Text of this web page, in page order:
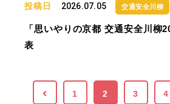
投稿日 2026.07.05 交通安全川柳
「思いやりの京都 交通安全川柳
表
1 2 3 4